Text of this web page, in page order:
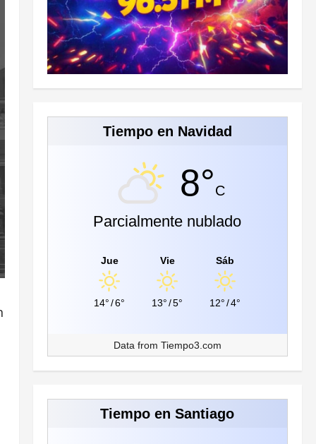
Tiempo en Navidad
8°C
Parcialmente nublado
Jue
14° /6°
Vie
13° /5°
Sáb
12° /4°
Data from Tiempo3.com
Tiempo en Santiago